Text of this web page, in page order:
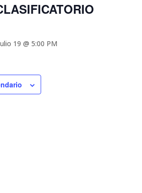
19 @ 5:00 PM